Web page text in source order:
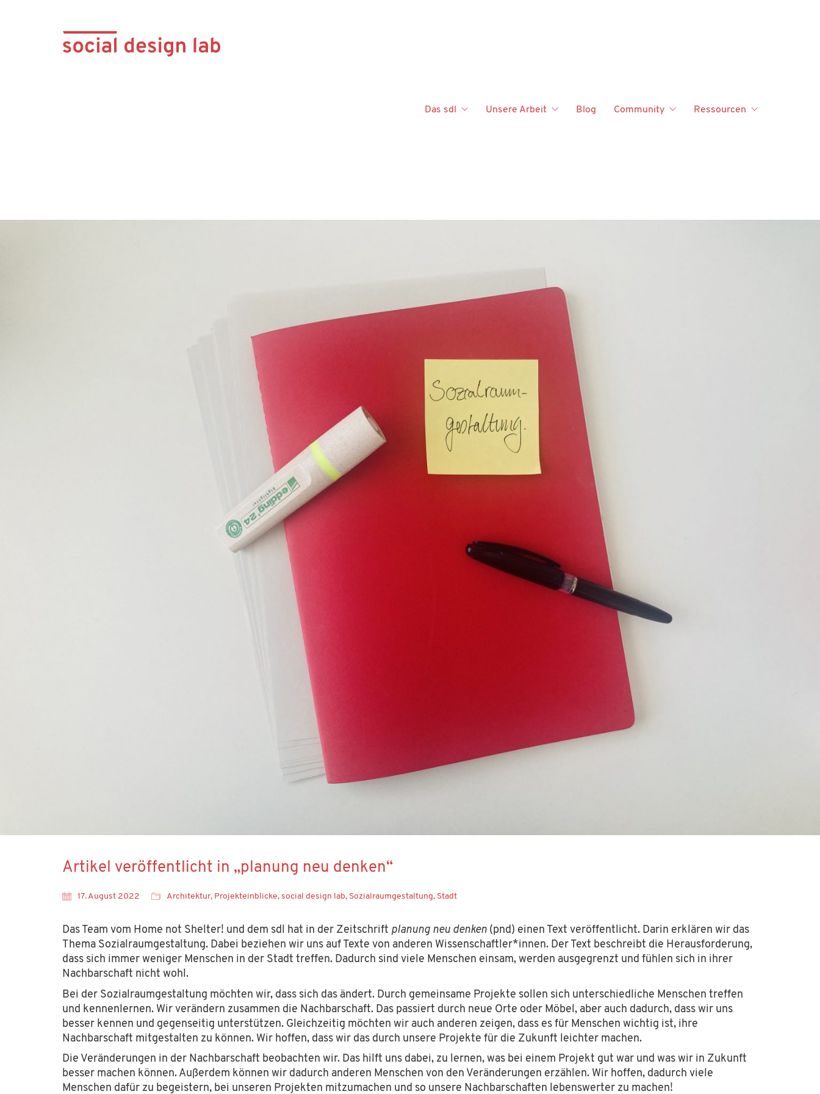
Das sdl Unsere Arbeit Blog Community Ressourcen
Artikel veröffentlicht in „planung neu denken“
17. August 2022 Architektur, Projekteinblicke, social design lab, Sozialraumgestaltung, Stadt
Das Team vom Home not Shelter! und dem sdl hat in der Zeitschrift planung neu denken (pnd) einen Text veröffentlicht. Darin erklären wir das
Thema Sozialraumgestaltung. Dabei beziehen wir uns auf Texte von anderen Wissenschaftler*innen. Der Text beschreibt die Herausforderung,
dass sich immer weniger Menschen in der Stadt treffen. Dadurch sind viele Menschen einsam, werden ausgegrenzt und fühlen sich in ihrer
Nachbarschaft nicht wohl.
Bei der Sozialraumgestaltung möchten wir, dass sich das ändert. Durch gemeinsame Projekte sollen sich unterschiedliche Menschen treffen
und kennenlernen. Wir verändern zusammen die Nachbarschaft. Das passiert durch neue Orte oder Möbel, aber auch dadurch, dass wir uns
besser kennen und gegenseitig unterstützen. Gleichzeitig möchten wir auch anderen zeigen, dass es für Menschen wichtig ist, ihre
Nachbarschaft mitgestalten zu können. Wir hoffen, dass wir das durch unsere Projekte für die Zukunft leichter machen.
Die Veränderungen in der Nachbarschaft beobachten wir. Das hilft uns dabei, zu lernen, was bei einem Projekt gut war und was wir in Zukunft
besser machen können. Außerdem können wir dadurch anderen Menschen von den Veränderungen erzählen. Wir hoffen, dadurch viele
Menschen dafür zu begeistern, bei unseren Projekten mitzumachen und so unsere Nachbarschaften lebenswerter zu machen!
socialdesign.de ist ein Projekt der Hans Sauer Stiftung. Die Hans Sauer Stiftung ist eine in München ansässige gemeinnützige Stiftung, ihr Zweck ist die
Kontaktieren Sie uns gerne per E-Mail überinfo@socialdesign.de.
Soziale Netzwerke
Kontakt
Jobs
Impressum
Datenschutzerklärung